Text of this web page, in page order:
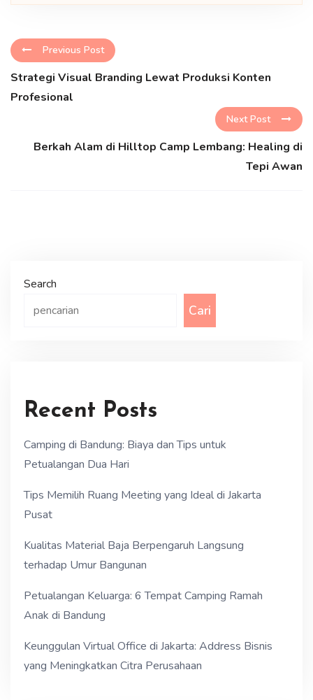
Previous Post
Strategi Visual Branding Lewat Produksi Konten
Profesional
Next Post
Berkah Alam di Hilltop Camp Lembang: Healing di
Tepi Awan
Search
Cari
Recent Posts
Camping di Bandung: Biaya dan Tips untuk
Petualangan Dua Hari
Tips Memilih Ruang Meeting yang Ideal di Jakarta
Pusat
Kualitas Material Baja Berpengaruh Langsung
terhadap Umur Bangunan
Petualangan Keluarga: 6 Tempat Camping Ramah
Anak di Bandung
Keunggulan Virtual Office di Jakarta: Address Bisnis
yang Meningkatkan Citra Perusahaan